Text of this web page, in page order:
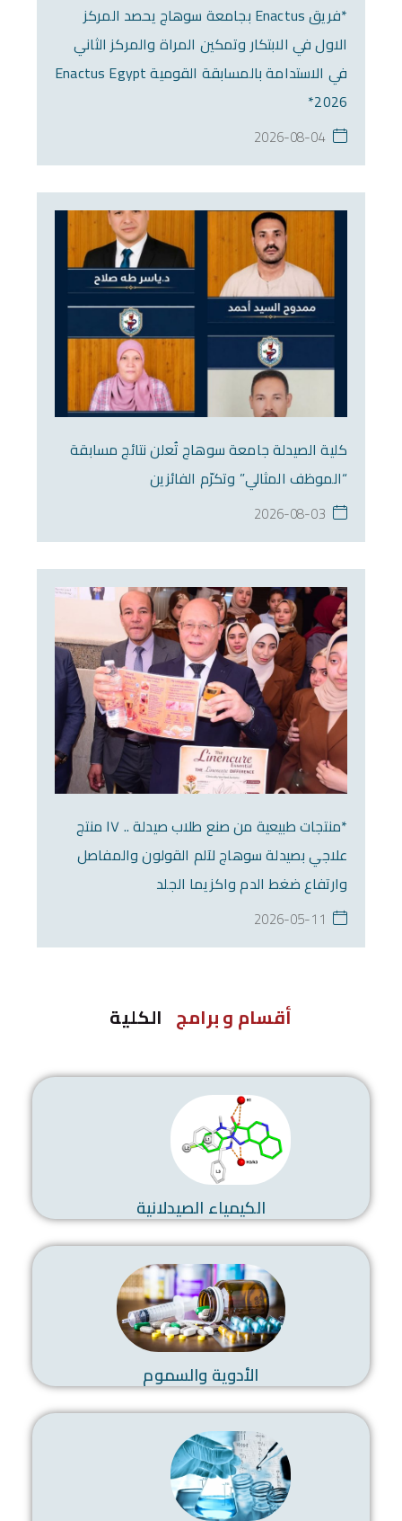
*فريق Enactus بجامعة سوهاج يحصد المركز
الاول في الابتكار وتمكين المراة والمركز الثاني
في الاستدامة بالمسابقة القومية Enactus Egypt
2026*
2026-08-04
كلية الصيدلة جامعة سوهاج تُعلن نتائج مسابقة
“الموظف المثالي” وتكرّم الفائزين
2026-08-03
*منتجات طبيعية من صنع طلاب صيدلة .. ١٧ منتج
علاجي بصيدلة سوهاج لآلم القولون والمفاصل
وارتفاع ضغط الدم واكزيما الجلد
2026-05-11
أقسام و برامجالكلية
الكيمياء الصيدلانية
الأدوية والسموم